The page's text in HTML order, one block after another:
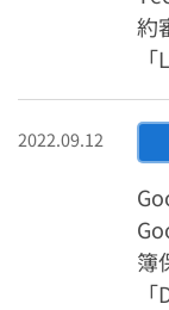
約
2022.09.12
簿